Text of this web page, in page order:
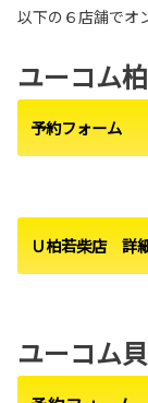
以下の６店舗でオ
ユーコム
予約フォーム
Ｕ柏若柴店 詳
ユーコム